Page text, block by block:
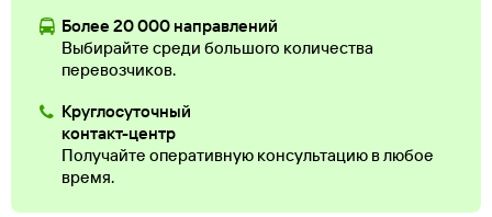
Более 20 000 направлений
Выбирайте среди большого количества
перевозчиков.
Круглосуточный
контакт-центр
Получайте оперативную консультацию в любое
время.